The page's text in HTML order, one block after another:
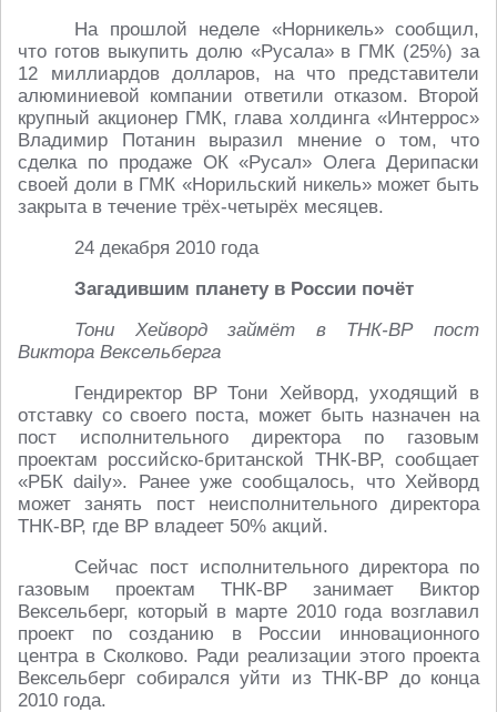
На прошлой неделе «Норникель» сообщил,
что готов выкупить долю «Русала» в ГМК (25%) за
12 миллиардов долларов, на что представители
алюминиевой компании ответили отказом. Второй
крупный акционер ГМК, глава холдинга «Интеррос»
Владимир Потанин выразил мнение о том, что
сделка по продаже ОК «Русал» Олега Дерипаски
своей доли в ГМК «Норильский никель» может быть
закрыта в течение трёх-четырёх месяцев.
24 декабря 2010 года
Загадившим планету в России почёт
Тони Хейворд займёт в ТНК-ВР пост
Виктора Вексельберга
Гендиректор BP Тони Хейворд, уходящий в
отставку со своего поста, может быть назначен на
пост исполнительного директора по газовым
проектам российско-британской ТНК-BP, сообщает
«РБК daily». Ранее уже сообщалось, что Хейворд
может занять пост неисполнительного директора
ТНК-ВР, где BP владеет 50% акций.
Сейчас пост исполнительного директора по
газовым проектам ТНК-BP занимает Виктор
Вексельберг, который в марте 2010 года возглавил
проект по созданию в России инновационного
центра в Сколково. Ради реализации этого проекта
Вексельберг собирался уйти из ТНК-ВР до конца
2010 года.